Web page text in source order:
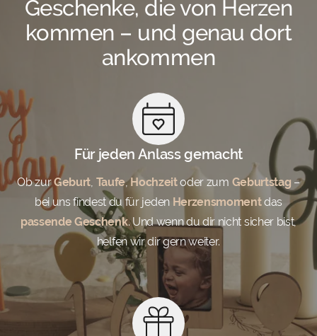
Geschenke, die von Herzen
kommen – und genau dort
ankommen
Für jeden Anlass gemacht
Ob zurGeburt Taufe,Hochzeitoder zum Geburtstag –
bei uns findest du für jeden Herzensmomentdas
passende Geschenk. Und wenn du dir nicht sicher bist,
helfen wir dir gern weiter.